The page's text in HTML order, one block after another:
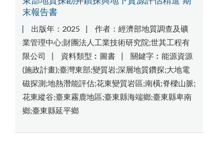
末報告書
出版年：2025
作者：經濟部地質調查及礦
業管理中心;財團法人工業技術研究院;世其工程有
限公司
資料類型︰圖書
關鍵字︰能源資源
(施政計畫);臺灣東部;變質岩;深層地質鑽探;大地電
磁探測;地熱潛能評估;花東變質岩區;南橫;脊樑山脈;
花東縱谷;臺東霧鹿地區;臺東縣海端鄉;臺東縣卑南
鄉;臺東縣延平鄉